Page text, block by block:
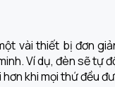
vài thiết bị đơn
Ví dụ, đèn sẽ tự
khi mọi thứ đều